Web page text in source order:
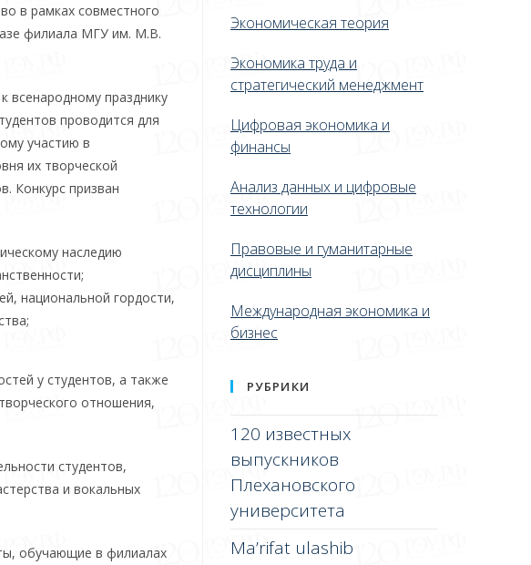
в рамках совместного
филиала МГУ им. М.В.
всенародному празднику
проводится для
участию в
их творческой
Конкурс призван
наследию
национальной гордости,
у студентов, а также
отношения,
студентов,
и вокальных
обучающие в филиалах
Экономическая теория
Экономика труда и
стратегический менеджмент
Цифровая экономика и
финансы
Анализ данных и цифровые
технологии
Правовые и гуманитарные
дисциплины
Международная экономика и
бизнес
РУБРИКИ
120 известных
выпускников
Плехановского
университета
Ma’rifat ulashib